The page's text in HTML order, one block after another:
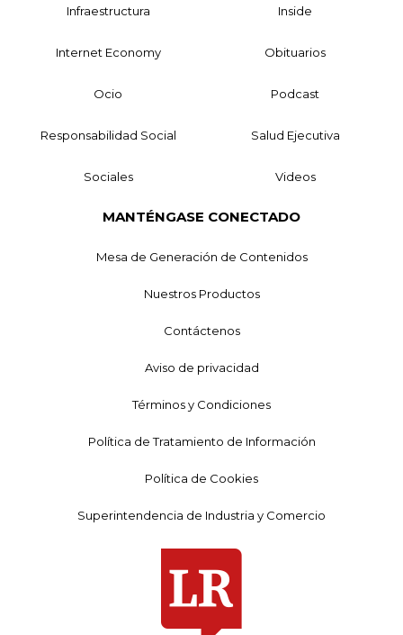
Infraestructura Inside
Internet Economy Obituarios
Ocio Podcast
Responsabilidad Social Salud Ejecutiva
Sociales Videos
MANTÉNGASE CONECTADO
Mesa de Generación de Contenidos
Nuestros Productos
Contáctenos
Aviso de privacidad
Términos y Condiciones
Política de Tratamiento de Información
Política de Cookies
Superintendencia de Industria y Comercio